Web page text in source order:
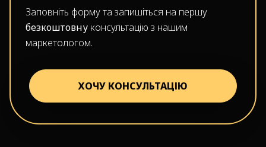
Заповніть форму та запишіться на першу
безкоштовну консультацію з нашим
маркетологом.
ХОЧУ КОНСУЛЬТАЦІЮ